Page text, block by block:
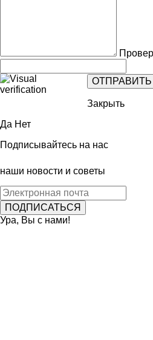
Закрыть
Да Нет
Подписывайтесь на нас
наши новости и советы
Ура, Вы с нами!